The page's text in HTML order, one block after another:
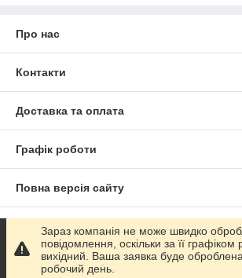
Про нас
Контакти
Доставка та оплата
Графік роботи
Повна версія сайту
Сайт створено на маркетплейсі Prom.ua
Політика конфіденційності
Зараз компанія не може швидко
повідомлення, оскільки за її графіком
вихідний. Ваша заявка буде
робочий день.